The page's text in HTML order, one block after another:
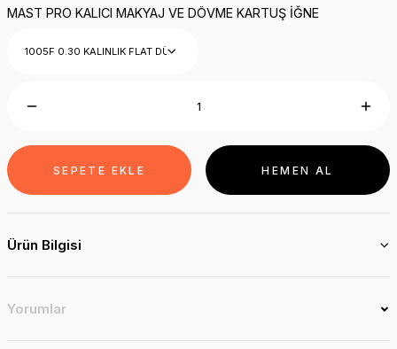
MAST PRO KALICI MAKYAJ VE DÖVME KARTUŞ İĞNE
SEPETE EKLE HEMEN AL
Ürün Bilgisi
Yorumlar